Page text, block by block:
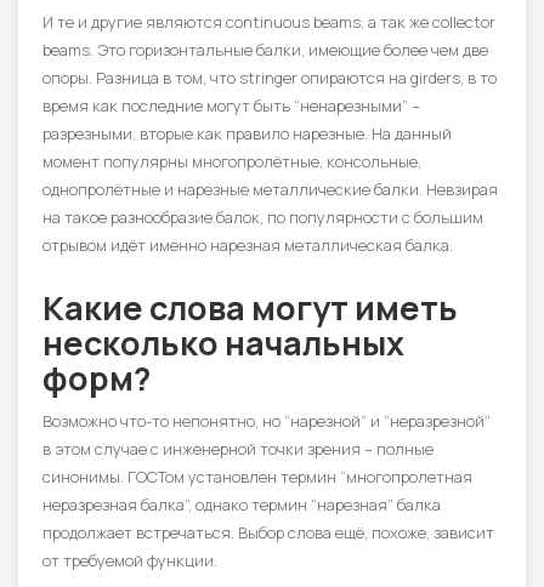
И те и другие являются continuous beams, а так же collector
beams. Это горизонтальные балки, имеющие более чем две
опоры. Разница в том, что stringer опираются на girders, в то
время как последние могут быть “ненарезными” –
разрезными, вторые как правило нарезные. На данный
момент популярны многопролётные, консольные,
однопролётные и нарезные металлические балки. Невзирая
на такое разнообразие балок, по популярности с большим
отрывом идёт именно нарезная металлическая балка.
Какие слова могут иметь
несколько начальных
форм?
Возможно что-то непонятно, но “нарезной” и “неразрезной”
в этом случае с инженерной точки зрения – полные
синонимы. ГОСТом установлен термин “многопролетная
неразрезная балка”, однако термин “нарезная” балка
продолжает встречаться. Выбор слова ещё, похоже, зависит
от требуемой функции.